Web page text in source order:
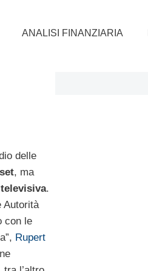
ANALISI FINANZIARIA
delle
, ma
.
Autorità
con le
Rupert